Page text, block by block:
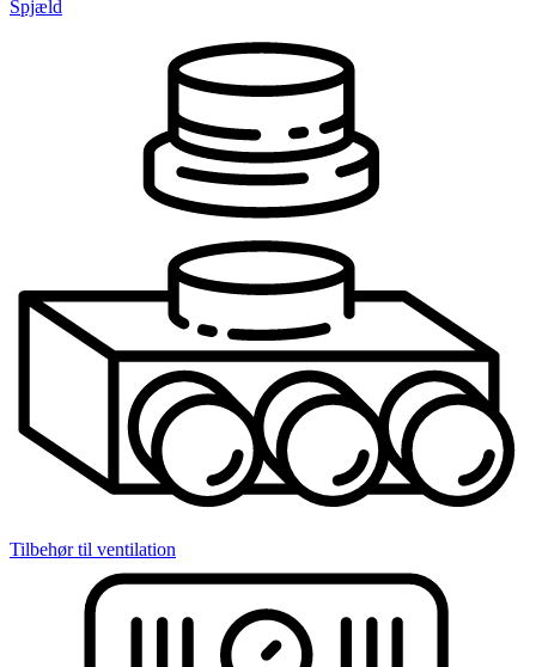
Spjæld
Tilbehør til ventilation